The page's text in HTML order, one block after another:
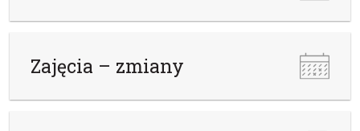
Zajęcia – zmiany